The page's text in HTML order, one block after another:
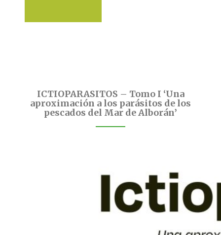
ICTIOPARASITOS – Tomo I ‘Una
aproximación a los parásitos de los
pescados del Mar de Alborán’